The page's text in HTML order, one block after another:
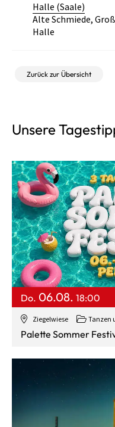
Halle (Saale)
Alte Schmiede,
Halle
Zurück zur Übersicht
Unsere
Ziegelwiese Tanzen
Do. 06.08. 18:00
Palette Sommer